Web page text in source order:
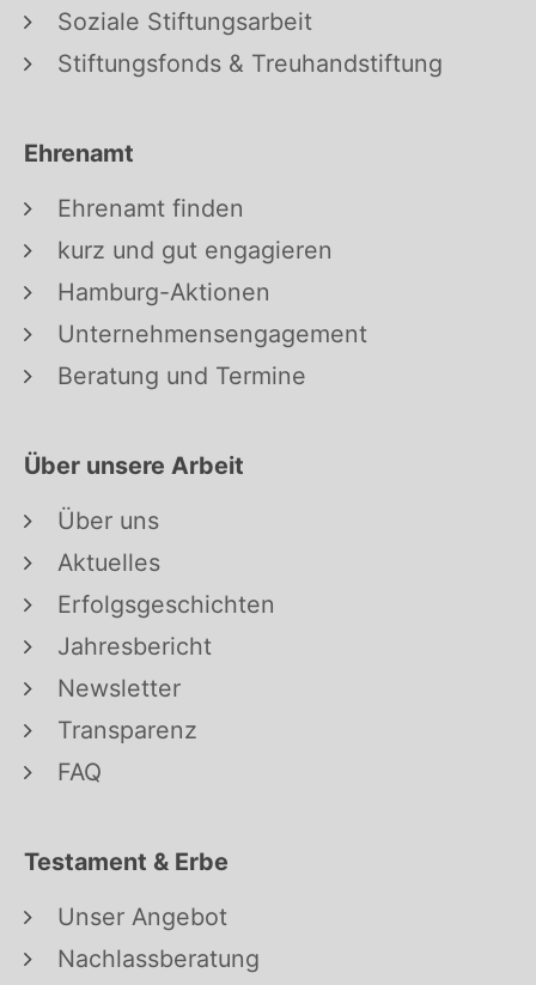
Soziale Stiftungsarbeit
Stiftungsfonds & Treuhandstiftung
Ehrenamt
Ehrenamt finden
kurz und gut engagieren
Hamburg-Aktionen
Unternehmensengagement
Beratung und Termine
Über unsere Arbeit
Über uns
Aktuelles
Erfolgsgeschichten
Jahresbericht
Newsletter
Transparenz
FAQ
Testament & Erbe
Unser Angebot
Nachlassberatung